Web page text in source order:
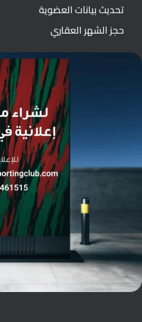
تحديث بيانات العضوية
حجز الشهر العقاري